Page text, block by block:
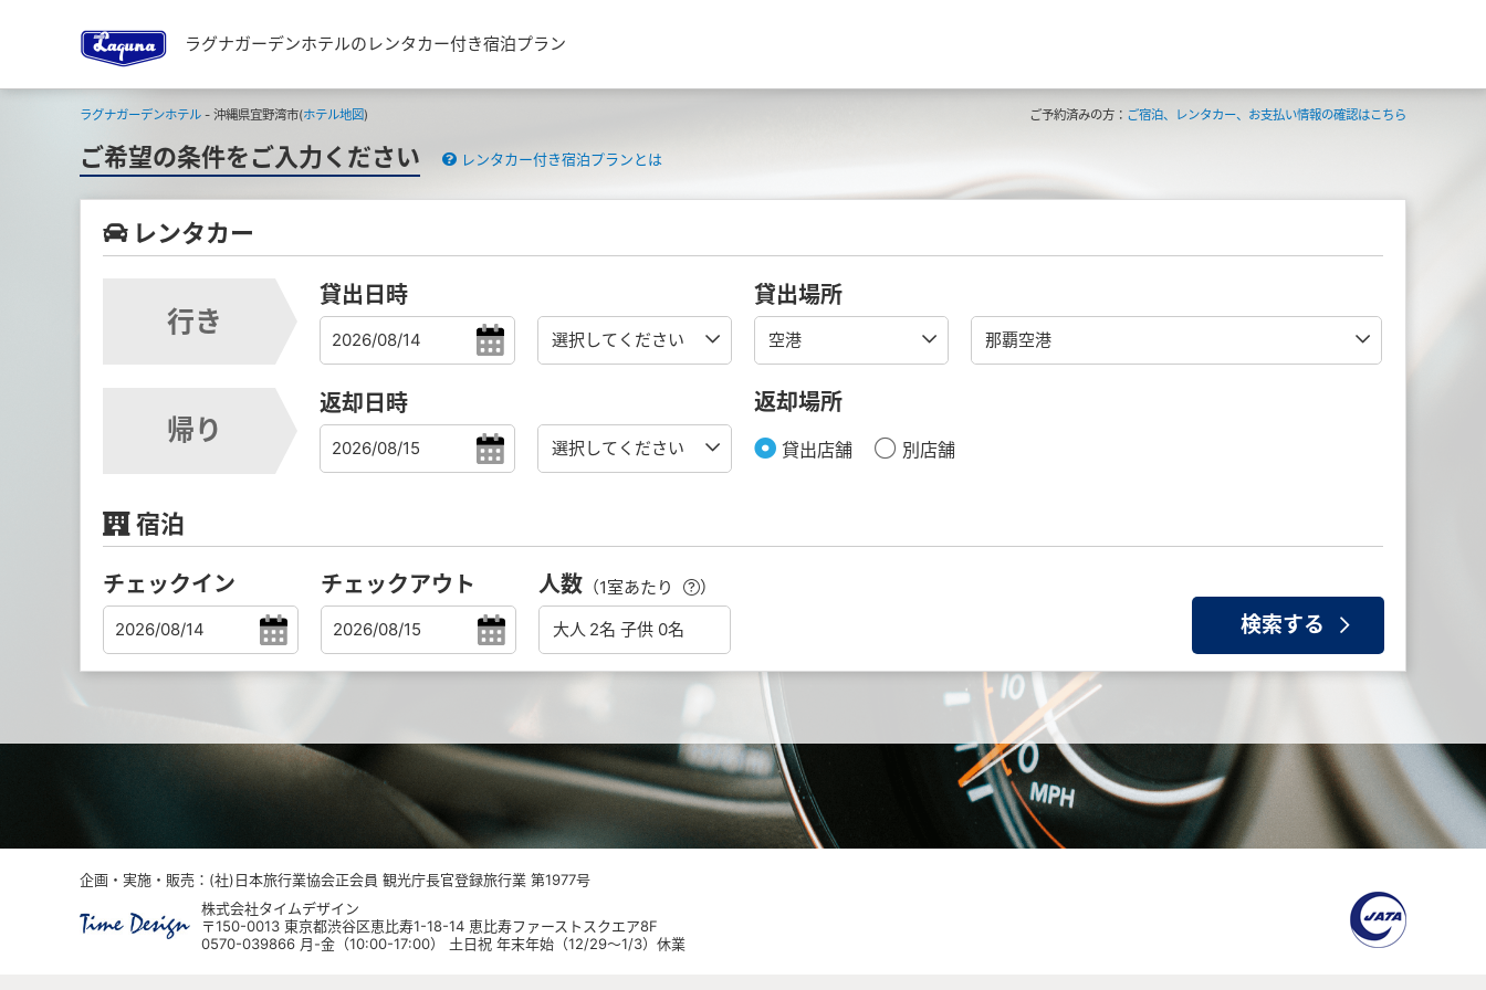
ラグナガーデンホテルのレンタカー付き宿泊プラン
ラグナガーデンホテル - 沖縄県宜野湾市(ホテル地図) ご予約済みの方： ご宿泊、レンタカー、お支払い情報の確認はこちら
ご希望の条件をご入力ください レンタカー付き宿泊プランとは
レンタカー
行き
貸出日時 貸出場所
帰り
返却日時 返却場所
貸出店舗 別店舗
宿泊
チェックイン チェックアウト 人数 （1室あたり ）
企画・実施・販売：(社)日本旅行業協会正会員 観光庁長官登録旅行業 第1977号
株式会社タイムデザイン
〒150-0013 東京都渋谷区恵比寿1-18-14 恵比寿ファーストスクエア8F
0570-039866 月-金（10:00-17:00） 土日祝 年末年始（12/29～1/3）休業